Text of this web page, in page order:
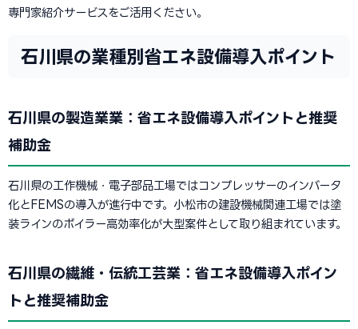
専門家紹介サービスをご活用ください。
石川県の業種別省エネ設備導入ポイント
石川県の製造業業：省エネ設備導入ポイントと推奨
補助金
石川県の工作機械・電子部品工場ではコンプレッサーのインバータ
化とFEMSの導入が進行中です。小松市の建設機械関連工場では塗
装ラインのボイラー高効率化が大型案件として取り組まれています。
石川県の繊維・伝統工芸業：省エネ設備導入ポイン
トと推奨補助金